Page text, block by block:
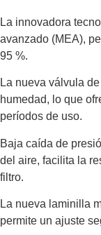
La innovadora
avanzado (MEA),
95 %.
La nueva válvula
humedad, lo que
períodos de uso.
Baja caída de
del aire, facilita la
filtro.
La nueva laminilla
permite un ajuste